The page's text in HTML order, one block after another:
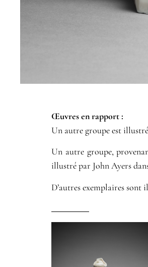
Œuvres en rapport :​
Un autre groupe est
Un autre groupe,
illustré par John Ayers
D’autres exemplaires